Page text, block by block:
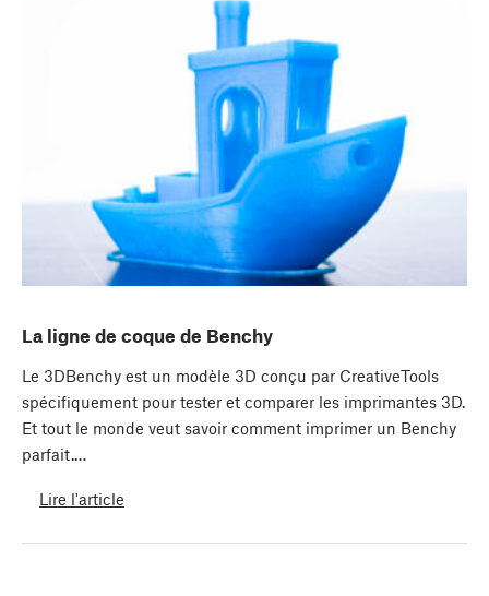
La ligne de coque de Benchy
Le 3DBenchy est un modèle 3D conçu par CreativeTools
spécifiquement pour tester et comparer les imprimantes 3D.
Et tout le monde veut savoir comment imprimer un Benchy
parfait.…
Lire l'article